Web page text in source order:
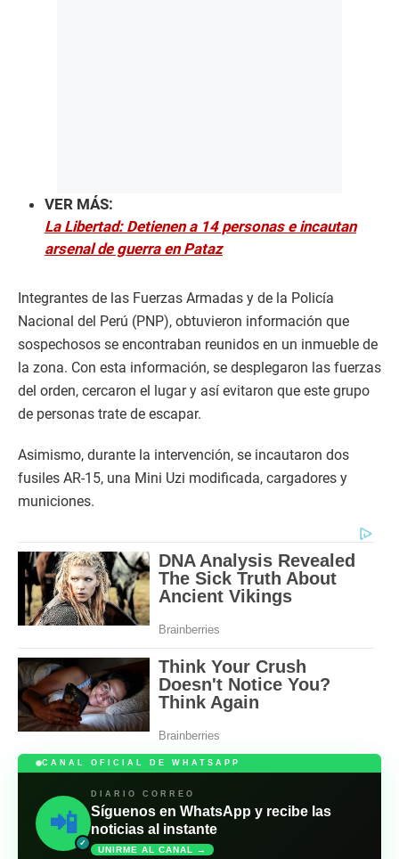
VER MÁS:
La Libertad: Detienen a 14 personas e incautan
arsenal de guerra en Pataz
Integrantes de las Fuerzas Armadas y de la Policía
Nacional del Perú (PNP), obtuvieron información que
sospechosos se encontraban reunidos en un inmueble de
la zona. Con esta información, se desplegaron las fuerzas
del orden, cercaron el lugar y así evitaron que este grupo
de personas trate de escapar.
Asimismo, durante la intervención, se incautaron dos
fusiles AR-15, una Mini Uzi modificada, cargadores y
municiones.
CANAL OFICIAL DE WHATSAPP
📲
✓
DIARIO CORREO
Síguenos en WhatsApp y recibe las
noticias al instante
UNIRME AL CANAL →